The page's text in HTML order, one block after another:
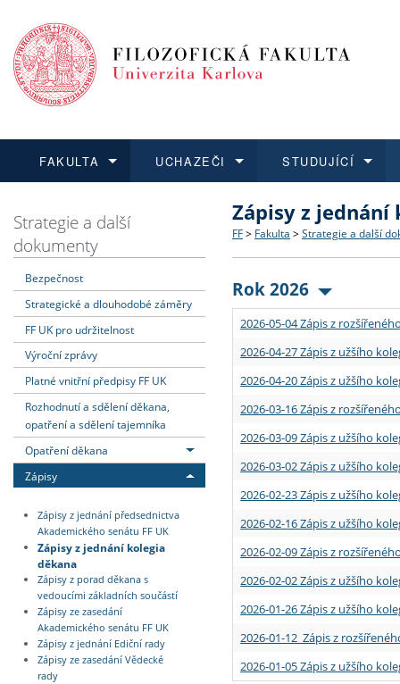
FAKULTA
Dozvědět se více
Struktura a historie
Strategie a další
Podpora a benefity pro
Absolventi fakulty
UCHAZEČI
Podat přihlášku
Co studovat a jak se
Učitelské studijní
Informace k průběhu
STUDUJÍCÍ
Dozvědět se více
Bakalářské a magisterské
Doktorské studium
Rigorózní řízení
Dozvědět se více
O vědě a výzkumu na FF
Akademické kvalifikace
Granty a projekty
Dozvědět se více
Aktuální nabídky a
Vyjíždějící studenti
Přijíždějící studenti
Vyjíždějící zaměstnanci
Strategie a další
dokumenty
Bezpečnost
Strategické a dlouhodobé záměry
FF UK pro udržitelnost
Výroční zprávy
Platné vnitřní předpisy FF UK
Rozhodnutí a sdělení děkana,
opatření a sdělení tajemníka
Opatření děkana
Zápisy
Zápisy z jednání předsednictva
Akademického senátu FF UK
Zápisy z jednání kolegia
děkana
Zápisy z porad děkana s
vedoucími základních součástí
Zápisy ze zasedání
Akademického senátu FF UK
Zápisy z jednání Ediční rady
Zápisy ze zasedání Vědecké
rady
Zápisy z jednání
FF > Fakulta > Strategie a další
Rok 2026
2026-05-04 Zápis z
2026-04-27 Zápis z užšího
2026-04-20 Zápis z užšího
2026-03-16 Zápis z
2026-03-09 Zápis z užšího
2026-03-02 Zápis z užšího
2026-02-23 Zápis z užšího
2026-02-16 Zápis z užšího
2026-02-09 Zápis z
2026-02-02 Zápis z užšího
2026-01-26 Zápis z užšího
2026-01-12 Zápis z
2026-01-05 Zápis z užšího